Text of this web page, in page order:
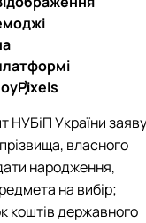
):
НУБіП України заяву
власного
народження,
на вибір;
коштів державного